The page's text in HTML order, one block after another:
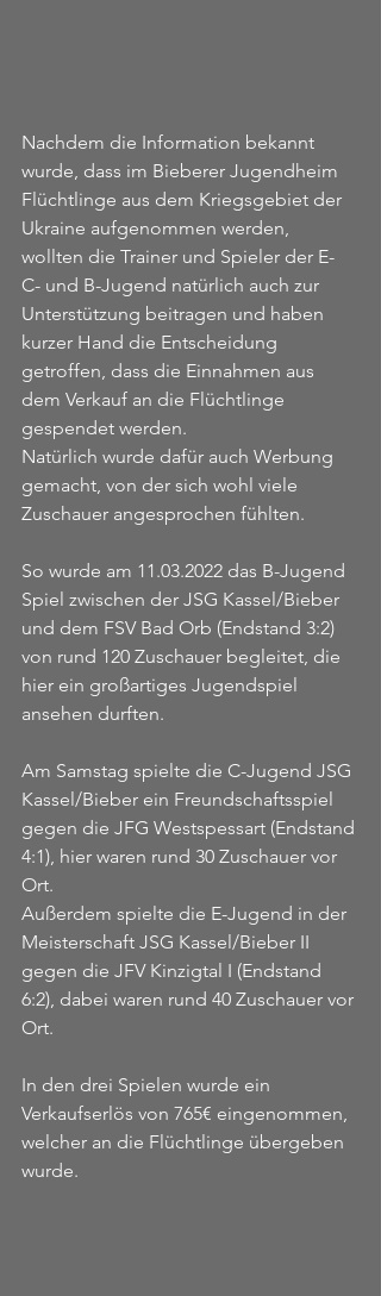
Nachdem die Information bekannt
wurde, dass im Bieberer Jugendheim
Flüchtlinge aus dem Kriegsgebiet der
Ukraine aufgenommen werden,
wollten die Trainer und Spieler der E-
C- und B-Jugend natürlich auch zur
Unterstützung beitragen und haben
kurzer Hand die Entscheidung
getroffen, dass die Einnahmen aus
dem Verkauf an die Flüchtlinge
gespendet werden.
Natürlich wurde dafür auch Werbung
gemacht, von der sich wohl viele
Zuschauer angesprochen fühlten.
So wurde am 11.03.2022 das B-Jugend
Spiel zwischen der JSG Kassel/Bieber
und dem FSV Bad Orb (Endstand 3:2)
von rund 120 Zuschauer begleitet, die
hier ein großartiges Jugendspiel
ansehen durften.
Am Samstag spielte die C-Jugend JSG
Kassel/Bieber ein Freundschaftsspiel
gegen die JFG Westspessart (Endstand
4:1), hier waren rund 30 Zuschauer vor
Ort.
Außerdem spielte die E-Jugend in der
Meisterschaft JSG Kassel/Bieber II
gegen die JFV Kinzigtal I (Endstand
6:2), dabei waren rund 40 Zuschauer vor
Ort.
In den drei Spielen wurde ein
Verkaufserlös von 765€ eingenommen,
welcher an die Flüchtlinge übergeben
wurde.